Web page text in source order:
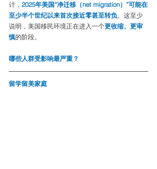
计， 2025年美国“净迁移（net migration）”可能在
至少半个世纪以来首次接近零甚至转负。这至少
说明，美国移民环境正在进入一个更收缩、更审
慎的阶段。
哪些人群受影响最严重？
留学留美家庭